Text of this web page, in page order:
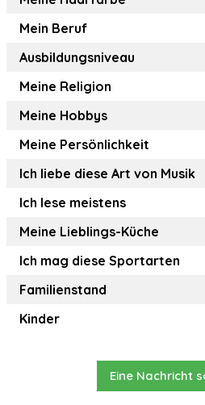
Mein Beruf
Ausbildungsniveau
Meine Religion
Meine Hobbys
Meine Persönlichkeit
Ich liebe diese Art von Musik
Ich lese meistens
Meine Lieblings-Küche
Ich mag diese Sportarten
Familienstand
Kinder
Eine Nachricht